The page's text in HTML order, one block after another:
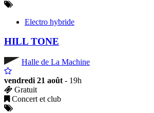
Electro hybride
HILL TONE
Halle de La Machine
vendredi 21 août - 19h
Gratuit
Concert et club